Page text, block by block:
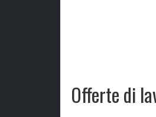
Offerte di